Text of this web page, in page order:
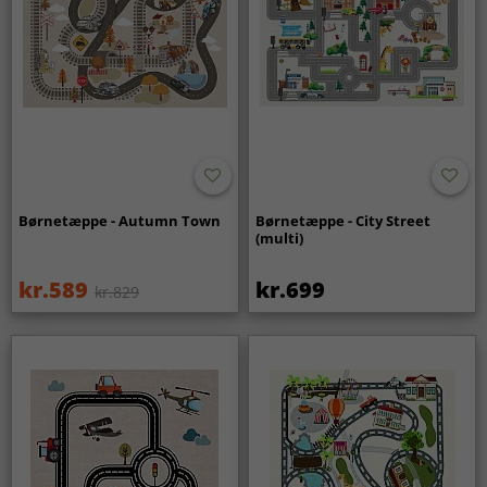
Børnetæppe - Autumn Town
kr.589 kr.829
Børnetæppe - City Street
(multi)
kr.699